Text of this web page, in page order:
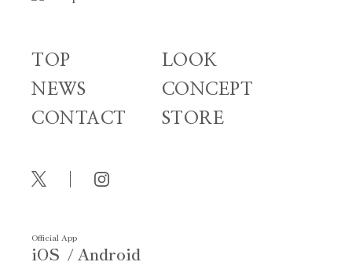
TOP
LOOK
NEWS
CONCEPT
CONTACT
STORE
Official App
iOS Android